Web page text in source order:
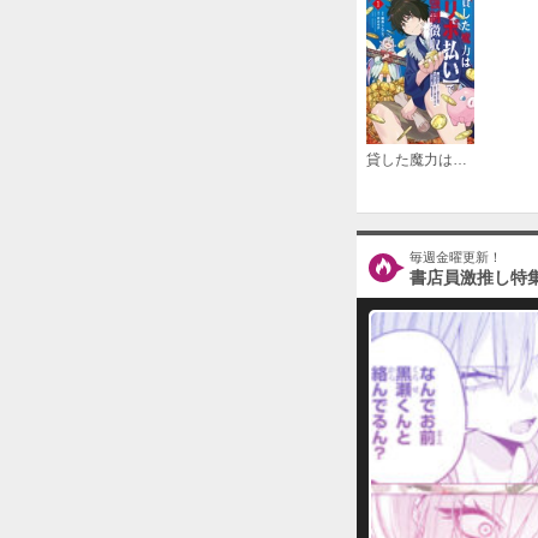
貸した魔力は【リボ払い】で強制徴収～用済みとパーティー追放された俺は、可愛いサポート妖精と一緒に取り立てた魔力を運用して最強を目指す。～
毎週金曜更新！
書店員激推し特